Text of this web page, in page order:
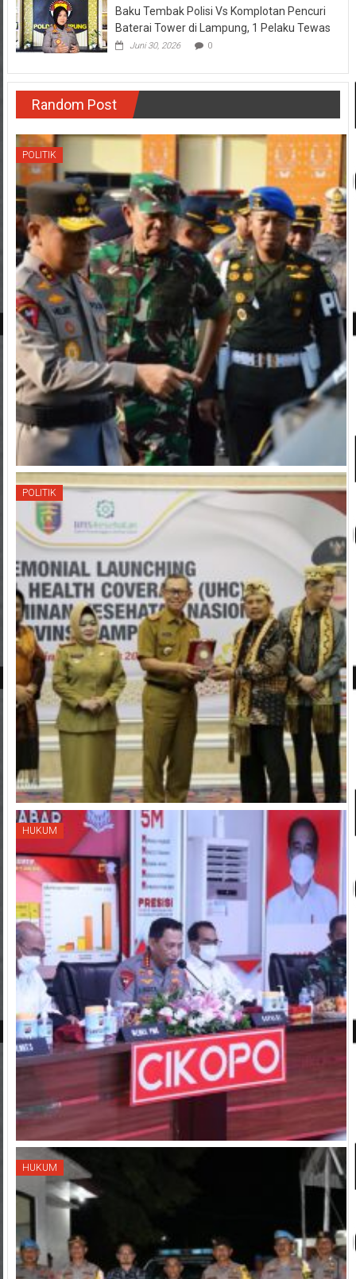
Baku Tembak Polisi Vs Komplotan Pencuri
Baterai Tower di Lampung, 1 Pelaku Tewas
Juni 30, 2026 0
Random Post
POLITIK
POLITIK
HUKUM
HUKUM